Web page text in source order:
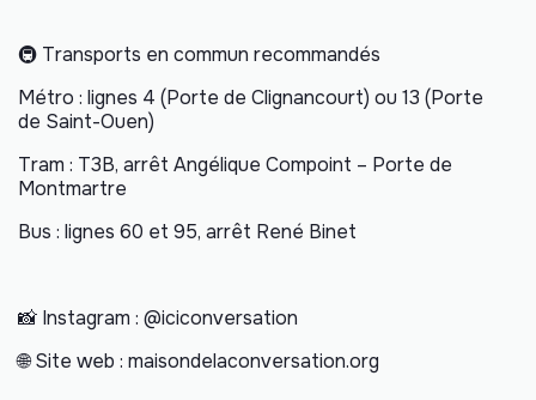
🚇 Transports en commun recommandés
Métro : lignes 4 (Porte de Clignancourt) ou 13 (Porte
de Saint-Ouen)
Tram : T3B, arrêt Angélique Compoint – Porte de
Montmartre
Bus : lignes 60 et 95, arrêt René Binet
📸 Instagram : @iciconversation
🌐 Site web : maisondelaconversation.org